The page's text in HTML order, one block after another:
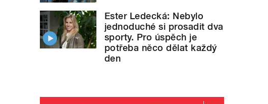
Ester Ledecká: Nebylo
jednoduché si prosadit dva
sporty. Pro úspěch je
potřeba něco dělat každý
den